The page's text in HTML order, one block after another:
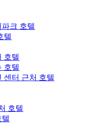
크 호텔
텔
호텔
호텔
센터 근처 호텔
호텔